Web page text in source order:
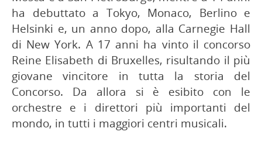
ha debuttato a Tokyo, Monaco, Berlino e
Helsinki e, un anno dopo, alla Carnegie Hall
di New York. A 17 anni ha vinto il concorso
Reine Elisabeth di Bruxelles, risultando il più
giovane vincitore in tutta la storia del
Concorso. Da allora si è esibito con le
orchestre e i direttori più importanti del
mondo, in tutti i maggiori centri musicali.